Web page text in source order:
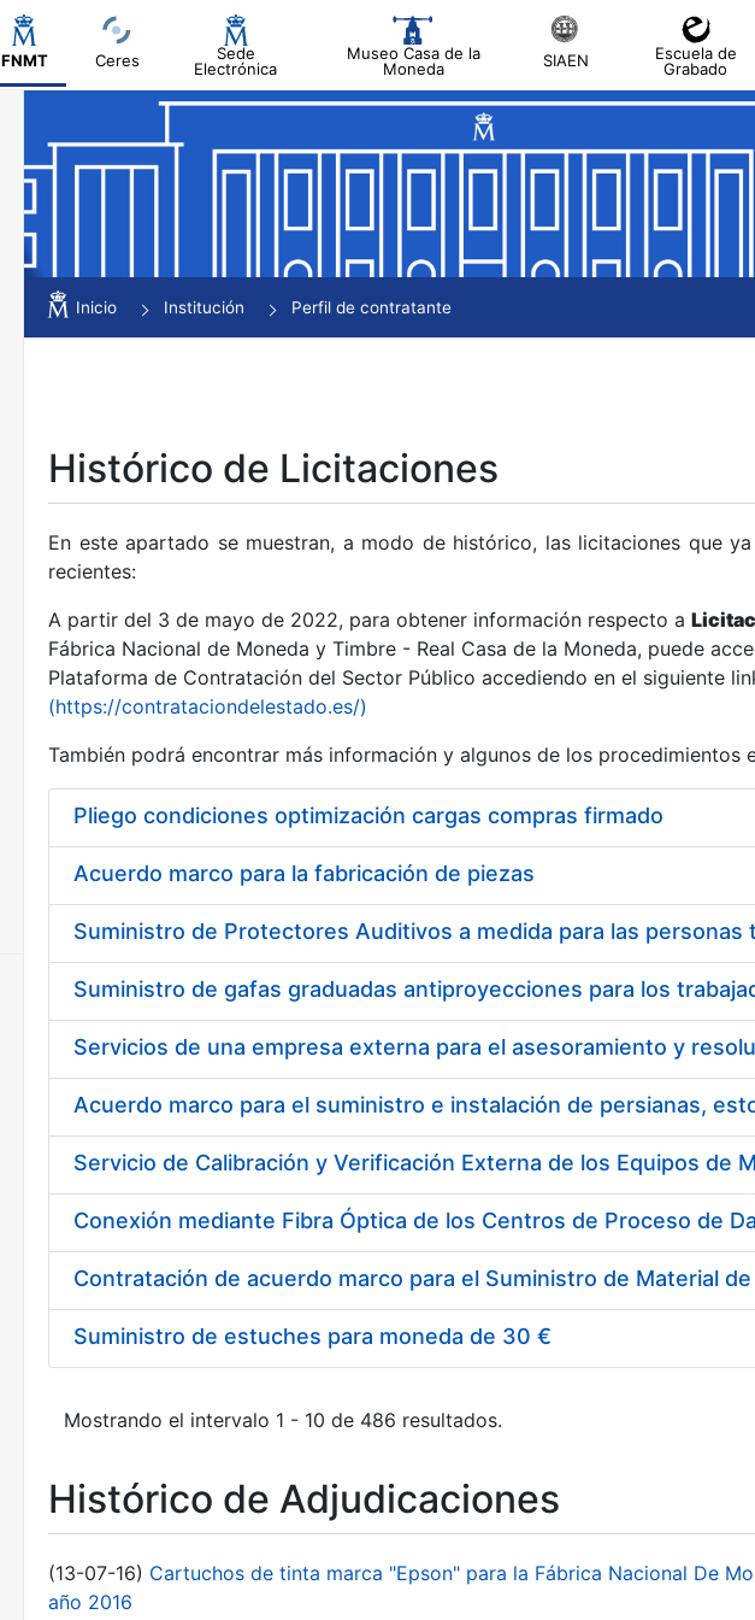
FNMT Ceres
Sede
Electrónica
Museo Casa de la
Moneda
SIAEN
Escuela de
Grabado
Mostrar/Ocultar
Mostrar/Ocultar
Mostrar/Ocultar
Mostrar/Ocultar
Mostrar/Ocultar
Mostrar/Ocultar
Inicio Institución Perfil de contratante
Histórico de Licitaciones
En este apartado se muestran, a modo de histórico, las licitaciones que
recientes:
A partir del 3 de mayo de 2022, para obtener información respecto a
Fábrica Nacional de Moneda y Timbre - Real Casa de la Moneda, puede
Plataforma de Contratación del Sector Público accediendo en el siguiente
(https://contrataciondelestado.es/)
También podrá encontrar más información y algunos de los procedimientos
Pliego condiciones optimización cargas compras firmado
Acuerdo marco para la fabricación de piezas
Acuerdo marco para el suministro e instalación de persianas,
Suministro de estuches para moneda de 30 €
Mostrando el intervalo 1 - 10 de 486 resultados.
Histórico de Adjudicaciones
(13-07-16) Cartuchos de tinta marca "Epson" para la Fábrica Nacional De
año 2016